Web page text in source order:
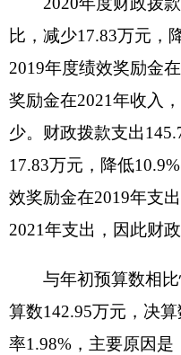
2020年度一般公共预
144.28万元，其中：
补贴、奖金、机关事业单
工基本医疗保险缴费、公
社会保障缴费、住房公积
退休费、生活补助、医疗
手续费、水费、邮电费、
费、福利费、公务用车运
务支出。